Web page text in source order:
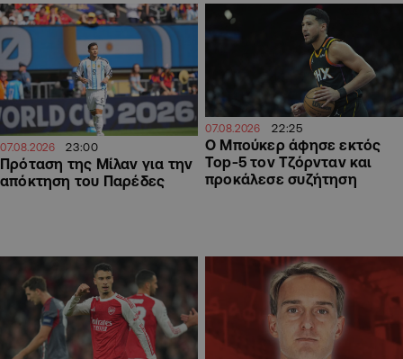
07.08.2026 23:00
Πρόταση της Μίλαν για την
απόκτηση του Παρέδες
07.08.2026 22:25
Ο Μπούκερ άφησε εκτός
Top-5 τον Τζόρνταν και
προκάλεσε συζήτηση